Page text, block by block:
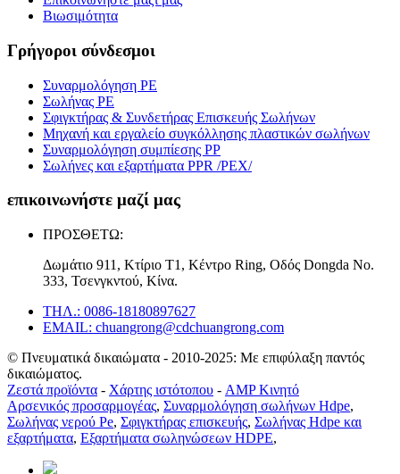
Βιωσιμότητα
Γρήγοροι σύνδεσμοι
Συναρμολόγηση PE
Σωλήνας PE
Σφιγκτήρας & Συνδετήρας Επισκευής Σωλήνων
Μηχανή και εργαλείο συγκόλλησης πλαστικών σωλήνων
Συναρμολόγηση συμπίεσης PP
Σωλήνες και εξαρτήματα PPR /PEX/
επικοινωνήστε μαζί μας
ΠΡΟΣΘΕΤΩ:
Δωμάτιο 911, Κτίριο T1, Κέντρο Ring, Οδός Dongda Νο.
333, Τσενγκντού, Κίνα.
ΤΗΛ.: 0086-18180897627
EMAIL: chuangrong@cdchuangrong.com
© Πνευματικά δικαιώματα - 2010-2025: Με επιφύλαξη παντός
δικαιώματος.
Ζεστά προϊόντα - Χάρτης ιστότοπου - AMP Κινητό
Αρσενικός προσαρμογέας, Συναρμολόγηση σωλήνων Hdpe,
Σωλήνας νερού Pe, Σφιγκτήρας επισκευής, Σωλήνας Hdpe και
εξαρτήματα, Εξαρτήματα σωληνώσεων HDPE,